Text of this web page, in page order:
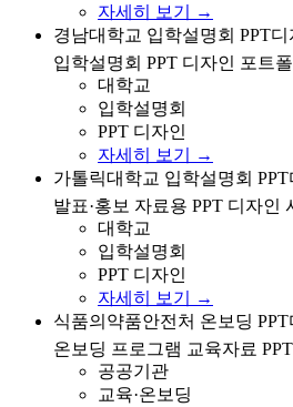
자세히 보기 →
경남대학교 입학설명회 PPT
경남대학교 입학설명회 PPT디
입학설명회 PPT 디자인 포트
대학교
입학설명회
PPT 디자인
자세히 보기 →
가톨릭대학교 입학설명회 발
사례
가톨릭대학교 입학설명회 PPT
발표·홍보 자료용 PPT 디자인
대학교
입학설명회
PPT 디자인
자세히 보기 →
식품의약품안전처 온보딩 프
인 사례
식품의약품안전처 온보딩 PPT
온보딩 프로그램 교육자료
공공기관
교육·온보딩